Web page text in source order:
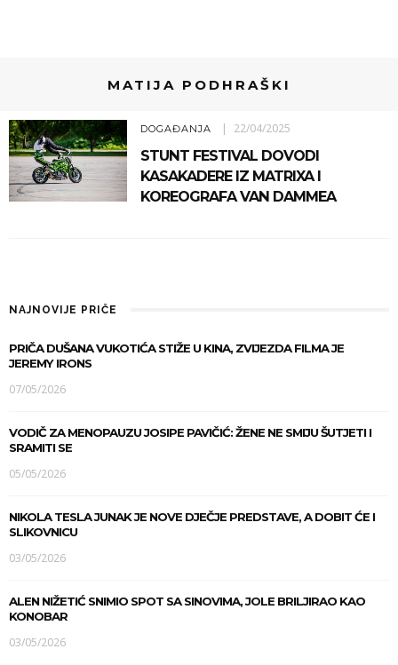
MATIJA PODHRAŠKI
DOGAĐANJA 22/04/2025
STUNT FESTIVAL DOVODI
KASAKADERE IZ MATRIXA I
KOREOGRAFA VAN DAMMEA
NAJNOVIJE PRIČE
PRIČA DUŠANA VUKOTIĆA STIŽE U KINA, ZVIJEZDA FILMA JE
JEREMY IRONS
07/05/2026
VODIČ ZA MENOPAUZU JOSIPE PAVIČIĆ: ŽENE NE SMIJU ŠUTJETI I
SRAMITI SE
05/05/2026
NIKOLA TESLA JUNAK JE NOVE DJEČJE PREDSTAVE, A DOBIT ĆE I
SLIKOVNICU
03/05/2026
ALEN NIŽETIĆ SNIMIO SPOT SA SINOVIMA, JOLE BRILJIRAO KAO
KONOBAR
03/05/2026